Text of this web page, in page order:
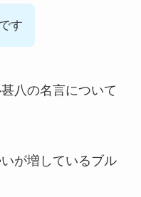
す
八の名言について
が増しているブル